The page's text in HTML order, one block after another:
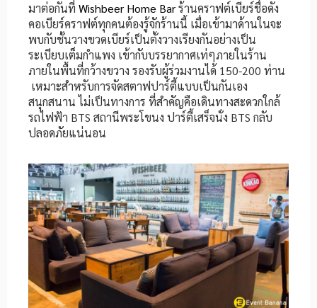
มาต่อกันที่ Wishbeer Home Barร้านคราฟต์เบียร์ชื่อดัง
คอเบียร์คราฟต์ทุกคนต้องรู้จักร้านนี้ เมื่อเข้ามาด้านในจะ
พบกับชั้นวางขวดเบียร์เป็นตั้งวางเรียงกันอย่างเป็น
ระเบียบเต็มกำแพง เข้ากับบรรยากาศเท่ๆภายในร้าน
ภายในพื้นที่กว้างขวาง รองรับผู้ร่วมงานได้ 150-200 ท่าน
เหมาะสำหรับการจัดสตาฟปาร์ตี้แบบเป็นกันเอง
สนุกสนาน ไม่เป็นทางการ ที่สำคัญคือเดินทางสะดวกใกล้
รถไฟฟ้า BTS สถานีพระโขนง ปาร์ตี้เสร็จนั่ง BTS กลับ
ปลอดภัยแน่นอน